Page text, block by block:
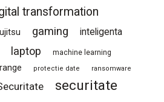
transformation
gaming
inteligenta
laptop machine learning
protectie date ransomware
securitate